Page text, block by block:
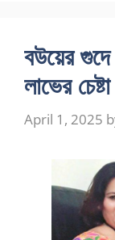
বউয়ের
লাভের চেষ্টা
April 1, 2025